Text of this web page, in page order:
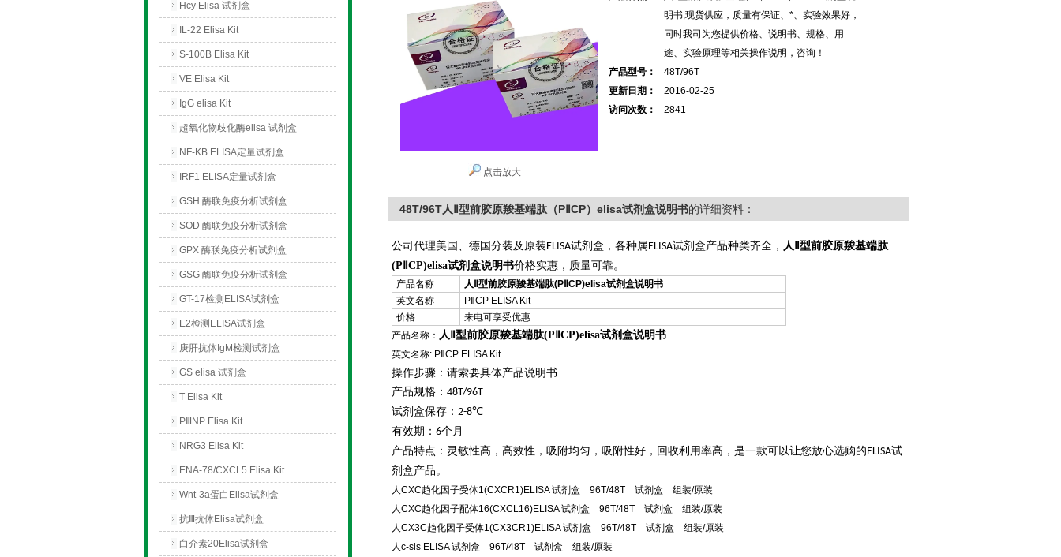
Hcy Elisa 试剂盒
IL-22 Elisa Kit
S-100B Elisa Kit
VE Elisa Kit
IgG elisa Kit
超氧化物歧化酶elisa 试剂盒
NF-KB ELISA定量试剂盒
IRF1 ELISA定量试剂盒
GSH 酶联免疫分析试剂盒
SOD 酶联免疫分析试剂盒
GPX 酶联免疫分析试剂盒
GSG 酶联免疫分析试剂盒
GT-17检测ELISA试剂盒
E2检测ELISA试剂盒
庚肝抗体IgM检测试剂盒
GS elisa 试剂盒
T Elisa Kit
PⅢNP Elisa Kit
NRG3 Elisa Kit
ENA-78/CXCL5 Elisa Kit
Wnt-3a蛋白Elisa试剂盒
抗Ⅲ抗体Elisa试剂盒
白介素20Elisa试剂盒
点击放大
明书,现货供应，质量有保证、*、实验效果好，
同时我司为您提供价格、说明书、规格、用
途、实验原理等相关操作说明，咨询！
产品型号：
48T/96T
更新日期：
2016-02-25
访问次数：
2841
48T/96T人Ⅱ型前胶原羧基端肽（PⅡCP）elisa试剂盒说明书的详细资料：
公司代理美国、德国分装及原装ELISA试剂盒，各种属ELISA试剂盒产品种类齐全， 人Ⅱ型前胶原羧基端肽
(PⅡCP)elisa试剂盒说明书价格实惠，质量可靠。
产品名称
人Ⅱ型前胶原羧基端肽(PⅡCP)elisa试剂盒说明书
英文名称
PⅡCP ELISA Kit
价格
来电可享受优惠
产品名称： 人Ⅱ型前胶原羧基端肽(PⅡCP)elisa试剂盒说明书
英文名称: PⅡCP ELISA Kit
操作步骤：请索要具体产品说明书
产品规格： 48T/96T
试剂盒保存： 2-8℃
有效期： 6个月
产品特点：灵敏性高，高效性，吸附均匀，吸附性好，回收利用率高，是一款可以让您放心选购的ELISA试
剂盒产品。
人CXC趋化因子受体1(CXCR1)ELISA 试剂盒 96T/48T 试剂盒 组装/原装
人CXC趋化因子配体16(CXCL16)ELISA 试剂盒 96T/48T 试剂盒 组装/原装
人CX3C趋化因子受体1(CX3CR1)ELISA 试剂盒 96T/48T 试剂盒 组装/原装
人c-sis ELISA 试剂盒 96T/48T 试剂盒 组装/原装